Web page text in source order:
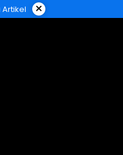
Artikel ×